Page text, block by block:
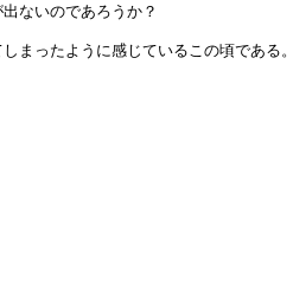
ないのであろうか？
まったように感じているこの頃である